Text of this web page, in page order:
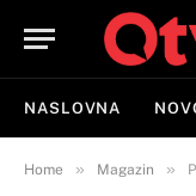
NASLOVNA
Home » Magazin »